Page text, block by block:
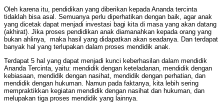
Oleh karena itu, pendidikan yang diberikan kepada Ananda tercinta
tidaklah bisa asal. Semuanya perlu diperhatikan dengan baik, agar anak
yang dicetak dapat menjadi investasi bagi kita di masa yang akan datang
(akhirat). Jika proses pendidikan anak diamanahkan kepada orang yang
bukan ahlinya, maka hasil yang didapatkan akan seadanya. Dan terdapat
banyak hal yang terlupakan dalam proses mendidik anak.
Terdapat 5 hal yang dapat menjadi kunci keberhasilan dalam mendidik
Ananda Tercinta, yaitu: mendidik dengan keteladanan, mendidik dengan
kebiasaan, mendidik dengan nasihat, mendidik dengan perhatian, dan
mendidik dengan hukuman. Namun pada faktanya, kita lebih sering
mempraktikkan kegiatan mendidik dengan nasihat dan hukuman, dan
melupakan tiga proses mendidik yang lainnya.